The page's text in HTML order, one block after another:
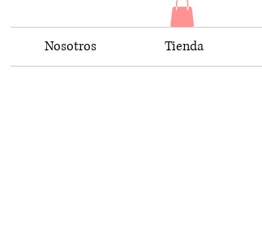
Nosotros Tienda